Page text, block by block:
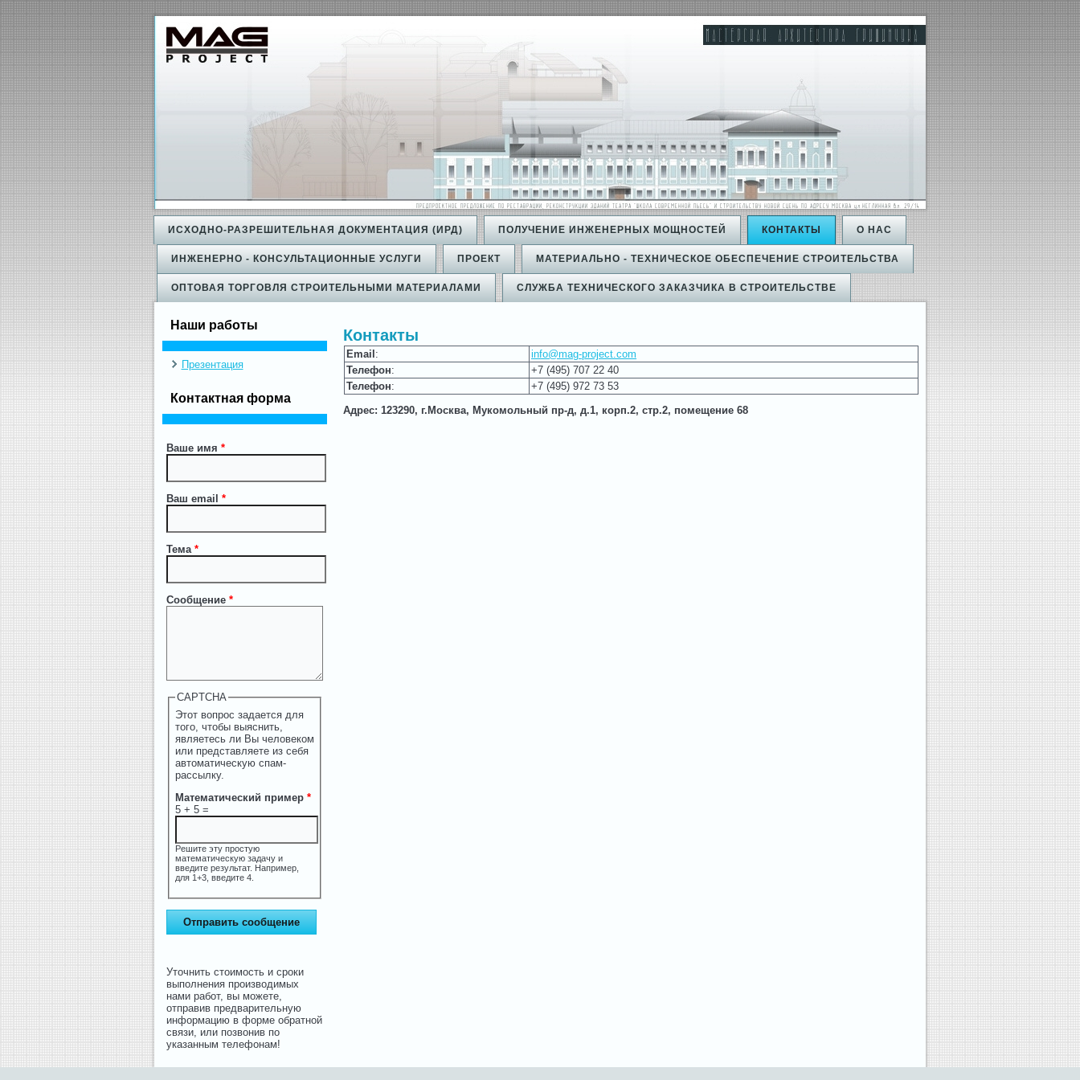
ИСХОДНО-РАЗРЕШИТЕЛЬНАЯ ДОКУМЕНТАЦИЯ (ИРД) ПОЛУЧЕНИЕ ИНЖЕНЕРНЫХ МОЩНОСТЕЙ КОНТАКТЫ О НАС
ИНЖЕНЕРНО - КОНСУЛЬТАЦИОННЫЕ УСЛУГИ ПРОЕКТ МАТЕРИАЛЬНО - ТЕХНИЧЕСКОЕ ОБЕСПЕЧЕНИЕ СТРОИТЕЛЬСТВА
ОПТОВАЯ ТОРГОВЛЯ СТРОИТЕЛЬНЫМИ МАТЕРИАЛАМИ СЛУЖБА ТЕХНИЧЕСКОГО ЗАКАЗЧИКА В СТРОИТЕЛЬСТВЕ
Наши работы
Презентация
Контактная форма
Ваше имя *
Ваш email *
Тема *
Сообщение *
CAPTCHA
Этот вопрос задается для
того, чтобы выяснить,
являетесь ли Вы человеком
или представляете из себя
автоматическую спам-
рассылку.
Математический пример *
5 + 5 =
Решите эту простую
математическую задачу и
введите результат. Например,
для 1+3, введите 4.
Уточнить стоимость и сроки
выполнения производимых
нами работ, вы можете,
отправив предварительную
информацию в форме обратной
связи, или позвонив по
указанным телефонам!
Контакты
Email :
info@mag-project.com
Телефон:
+7 (495) 707 22 40
Телефон:
+7 (495) 972 73 53
Адрес: 123290, г.Москва, Мукомольный пр-д, д.1, корп.2, стр.2, помещение 68